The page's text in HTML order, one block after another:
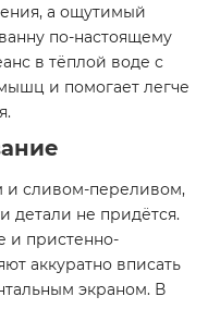
а ощутимый
по-настоящему
в тёплой воде с
и помогает легче
и сливом-переливом,
детали не придётся.
и пристенно-
аккуратно вписать
экраном. В